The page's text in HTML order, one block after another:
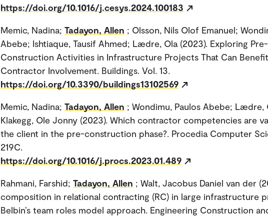
https://doi.org/10.1016/j.cesys.2024.100183
Memic, Nadina; Tadayon, Allen ; Olsson, Nils Olof Emanuel;
Abebe; Ishtiaque, Tausif Ahmed; Lædre, Ola (2023). Exploring Pre-
Construction Activities in Infrastructure Projects That Can
Contractor Involvement. Buildings. Vol. 13.
https://doi.org/10.3390/buildings13102569
Memic, Nadina; Tadayon, Allen ; Wondimu, Paulos Abebe; Lædre,
Klakegg, Ole Jonny (2023). Which contractor competencies are
the client in the pre-construction phase?. Procedia Computer
219C.
https://doi.org/10.1016/j.procs.2023.01.489
Rahmani, Farshid; Tadayon, Allen ; Walt, Jacobus Daniel van der
composition in relational contracting (RC) in large infrastructure
Belbin’s team roles model approach. Engineering Construction